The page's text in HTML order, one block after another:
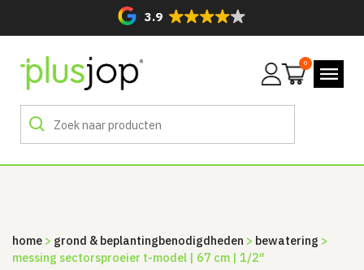
3.9
Mijn
0
home > grond & beplanting­benodigdheden > bewatering >
messing sectorsproeier t-model | 67 cm | 1/2″